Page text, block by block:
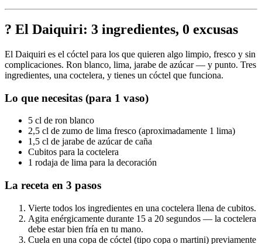
? El Daiquiri: 3 ingredientes, 0 excusas
El Daiquiri es el cóctel para los que quieren algo limpio, fresco y sin
complicaciones. Ron blanco, lima, jarabe de azúcar — y punto. Tres
ingredientes, una coctelera, y tienes un cóctel que funciona.
Lo que necesitas (para 1 vaso)
5 cl de ron blanco
2,5 cl de zumo de lima fresco (aproximadamente 1 lima)
1,5 cl de jarabe de azúcar de caña
Cubitos para la coctelera
1 rodaja de lima para la decoración
La receta en 3 pasos
Vierte todos los ingredientes en una coctelera llena de cubitos.
Agita enérgicamente durante 15 a 20 segundos — la coctelera
debe estar bien fría en tu mano.
Cuela en una copa de cóctel (tipo copa o martini) previamente